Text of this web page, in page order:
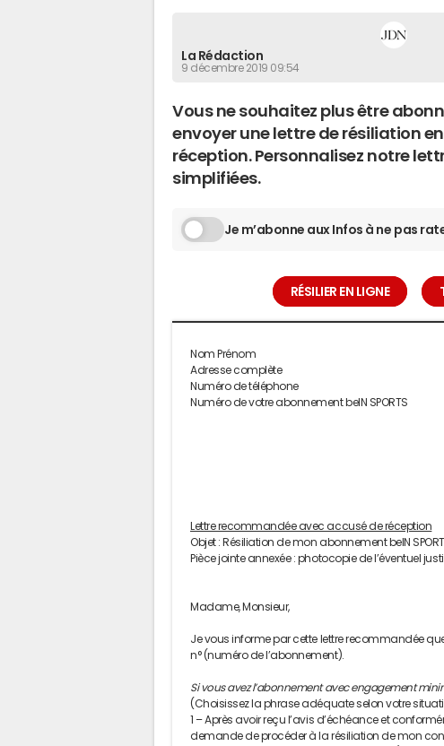
La Rédaction
9 décembre 2019 09:54
Vous ne souhaitez plus être
envoyer une lettre de résiliation
réception. Personnalisez notre
simplifiées.
Je m’abonne aux Infos à ne pas
RÉSILIER EN LIGNE
Nom Prénom
Adresse complète
Numéro de téléphone
Numéro de votre abonnement beIN SPORTS
Lettre recommandée avec accusé de réception
Objet : Résiliation de mon abonnement beIN
Pièce jointe annexée : photocopie de l’éventuel
Madame, Monsieur,
Je vous informe par cette lettre recommandée
n° (numéro de l’abonnement).
Si vous avez l’abonnement avec engagement
(Choisissez la phrase adéquate selon votre
1 – Après avoir reçu l’avis d’échéance et
demande de procéder à la résiliation de mon